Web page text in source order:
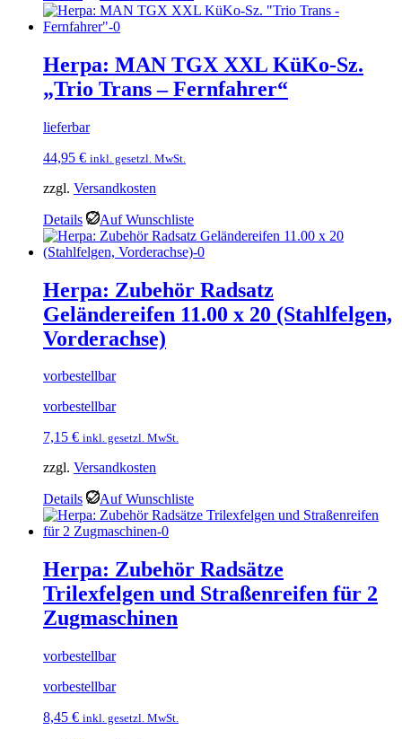
Herpa: MAN TGX XXL KüKo-Sz.
„Trio Trans – Fernfahrer“
lieferbar
44,95 € inkl. gesetzl. MwSt.
zzgl. Versandkosten
Details Auf Wunschliste
Herpa: Zubehör Radsatz
Geländereifen 11.00 x 20 (Stahlfelgen,
Vorderachse)
vorbestellbar
vorbestellbar
7,15 € inkl. gesetzl. MwSt.
zzgl. Versandkosten
Details Auf Wunschliste
Herpa: Zubehör Radsätze
Trilexfelgen und Straßenreifen für 2
Zugmaschinen
vorbestellbar
vorbestellbar
8,45 € inkl. gesetzl. MwSt.